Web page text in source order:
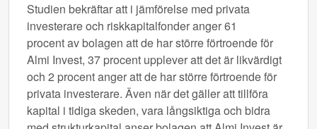
Studien bekräftar att i jämförelse med privata
investerare och riskkapitalfonder anger 61
procent av bolagen att de har större förtroende för
Almi Invest, 37 procent upplever att det är likvärdigt
och 2 procent anger att de har större förtroende för
privata investerare. Även när det gäller att tillföra
kapital i tidiga skeden, vara långsiktiga och bidra